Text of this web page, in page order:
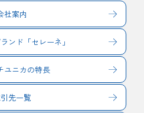
社案内
ンド「セレーネ」
ユニカの特長
先一覧